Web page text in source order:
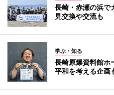
長崎・赤瀬の浜
見交換や交流も
学ぶ・知る
長崎原爆資料館
平和を考える企画